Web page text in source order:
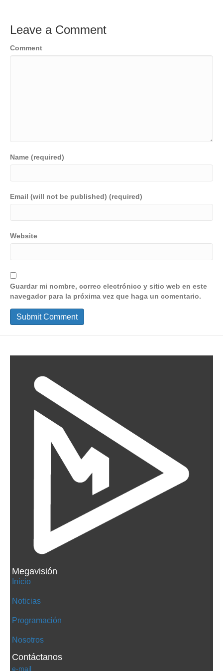
Leave a Comment
Comment
Name (required)
Email (will not be published) (required)
Website
Guardar mi nombre, correo electrónico y sitio web en este
navegador para la próxima vez que haga un comentario.
Megavisión
Inicio
Noticias
Programación
Nosotros
Contáctanos
e-mail